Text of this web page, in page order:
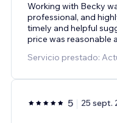
Working with Becky
professional, and
timely and helpful
price was reasonable
Servicio prestado:
5 25 sept.